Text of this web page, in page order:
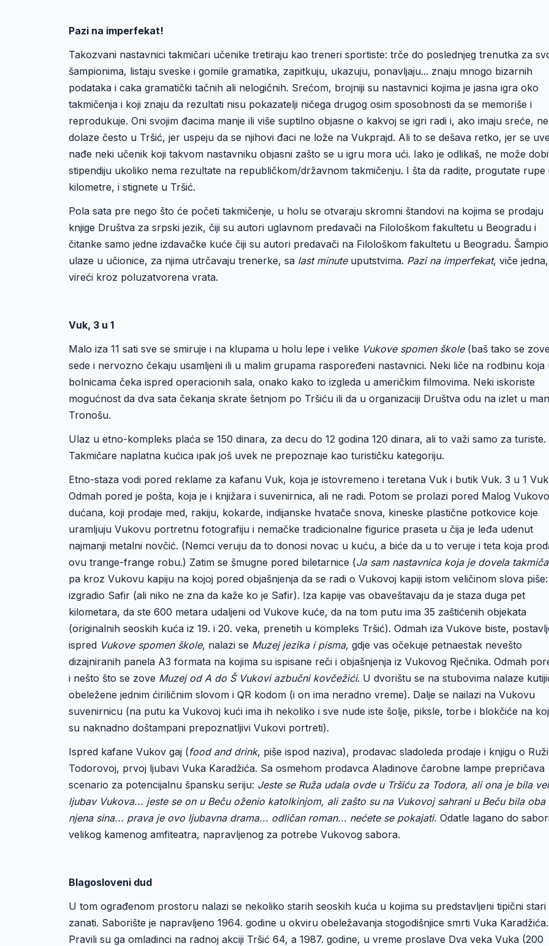
Pazi na imperfekat!
Takozvani nastavnici takmičari učenike tretiraju kao treneri sportiste: trče do poslednjeg trenutka za
šampionima, listaju sveske i gomile gramatika, zapitkuju, ukazuju, ponavljaju... znaju mnogo bizarnih
podataka i caka gramatički tačnih ali nelogičnih. Srećom, brojniji su nastavnici kojima je jasna igra oko
takmičenja i koji znaju da rezultati nisu pokazatelji ničega drugog osim sposobnosti da se memoriše i
reprodukuje. Oni svojim đacima manje ili više suptilno objasne o kakvoj se igri radi i, ako imaju sreće, ne
dolaze često u Tršić, jer uspeju da se njihovi đaci ne lože na Vukprajd. Ali to se dešava retko, jer se
nađe neki učenik koji takvom nastavniku objasni zašto se u igru mora ući. Iako je odlikaš, ne može
stipendiju ukoliko nema rezultate na republičkom/državnom takmičenju. I šta da radite, progutate rupe
kilometre, i stignete u Tršić.
Pola sata pre nego što će početi takmičenje, u holu se otvaraju skromni štandovi na kojima se prodaju
knjige Društva za srpski jezik, čiji su autori uglavnom predavači na Filološkom fakultetu u Beogradu i
čitanke samo jedne izdavačke kuće čiji su autori predavači na Filološkom fakultetu u Beogradu.
ulaze u učionice, za njima utrčavaju trenerke, sa last minuteuputstvima. Pazi na imperfekat, viče jedna,
vireći kroz poluzatvorena vrata.
Vuk, 3 u 1
Malo iza 11 sati sve se smiruje i na klupama u holu lepe i velike Vukove spomen škole(baš tako se
sede i nervozno čekaju usamljeni ili u malim grupama raspoređeni nastavnici. Neki liče na rodbinu koja
bolnicama čeka ispred operacionih sala, onako kako to izgleda u američkim filmovima. Neki iskoriste
mogućnost da dva sata čekanja skrate šetnjom po Tršiću ili da u organizaciji Društva odu na izlet u
Tronošu.
Ulaz u etno-kompleks plaća se 150 dinara, za decu do 12 godina 120 dinara, ali to važi samo za turiste.
Takmičare naplatna kućica ipak još uvek ne prepoznaje kao turističku kategoriju.
Etno-staza vodi pored reklame za kafanu Vuk, koja je istovremeno i teretana Vuk i butik Vuk. 3 u 1
Odmah pored je pošta, koja je i knjižara i suvenirnica, ali ne radi. Potom se prolazi pored Malog
dućana, koji prodaje med, rakiju, kokarde, indijanske hvatače snova, kineske plastične potkovice koje
uramljuju Vukovu portretnu fotografiju i nemačke tradicionalne figurice praseta u čija je leđa udenut
najmanji metalni novčić. (Nemci veruju da to donosi novac u kuću, a biće da u to veruje i teta koja
ovu trange-frange robu.) Zatim se šmugne pored biletarnice (Ja sam nastavnica koja je dovela
pa kroz Vukovu kapiju na kojoj pored objašnjenja da se radi o Vukovoj kapiji istom veličinom slova piše:
izgradio Safir (ali niko ne zna da kaže ko je Safir). Iza kapije vas obaveštavaju da je staza duga pet
kilometara, da ste 600 metara udaljeni od Vukove kuće, da na tom putu ima 35 zaštićenih objekata
(originalnih seoskih kuća iz 19. i 20. veka, prenetih u kompleks Tršić). Odmah iza Vukove biste,
ispred Vukove spomen škole, nalazi se Muzej jezika i pisma, gdje vas očekuje petnaestak nevešto
dizajniranih panela A3 formata na kojima su ispisane reči i objašnjenja iz Vukovog Rječnika. Odmah
i nešto što se zove Muzej od A do Š Vukovi azbučni kovčežići. U dvorištu se na stubovima nalaze
obeležene jednim ćiriličnim slovom i QR kodom (i on ima neradno vreme). Dalje se nailazi na Vukovu
suvenirnicu (na putu ka Vukovoj kući ima ih nekoliko i sve nude iste šolje, piksle, torbe i blokčiće na
su naknadno doštampani prepoznatljivi Vukovi portreti).
Ispred kafane Vukov gaj (food and drink, piše ispod naziva), prodavac sladoleda prodaje i knjigu o Ruži
Todorovoj, prvoj ljubavi Vuka Karadžića. Sa osmehom prodavca Aladinove čarobne lampe prepričava
scenario za potencijalnu špansku seriju: Jeste se Ruža udala ovde u Tršiću za Todora, ali ona je bila
ljubav Vukova... jeste se on u Beču oženio katolkinjom, ali zašto su na Vukovoj sahrani u Beču bila oba
njena sina... prava je ovo ljubavna drama... odličan roman... nećete se pokajati. Odatle lagano do
velikog kamenog amfiteatra, napravljenog za potrebe Vukovog sabora.
Blagosloveni dud
U tom ograđenom prostoru nalazi se nekoliko starih seoskih kuća u kojima su predstavljeni tipični stari
zanati. Saborište je napravljeno 1964. godine u okviru obeležavanja stogodišnjice smrti Vuka Karadžića.
Pravili su ga omladinci na radnoj akciji Tršić 64, a 1987. godine, u vreme proslave Dva veka Vuka (200